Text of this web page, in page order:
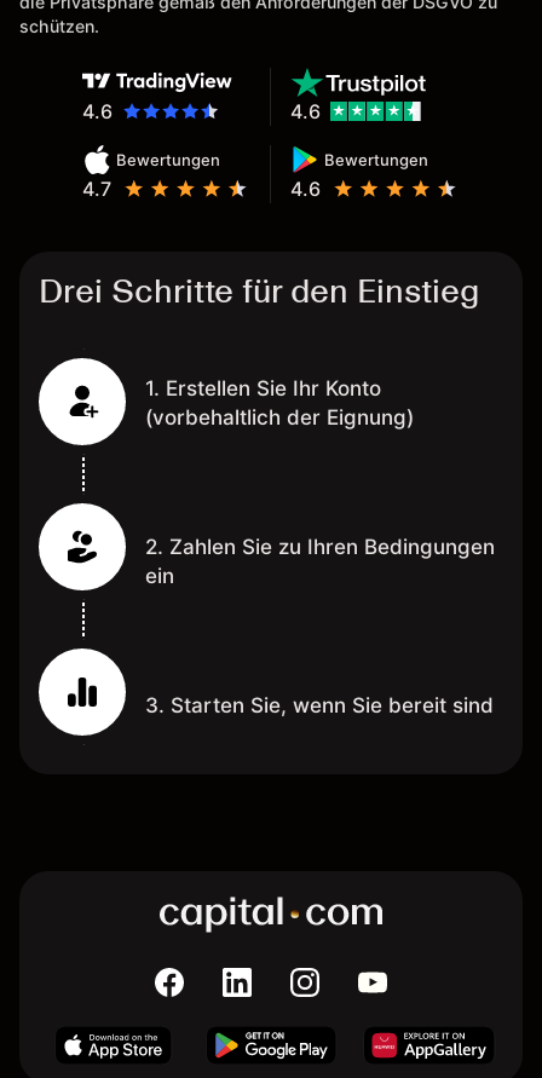
schützen.
4.6
Bewertungen
4.7
Bewertungen
4.6
4.6
Drei Schritte für den Einstieg
1. Erstellen Sie Ihr Konto
(vorbehaltlich der Eignung)
2. Zahlen Sie zu Ihren Bedingungen
ein
3. Starten Sie, wenn Sie bereit sind